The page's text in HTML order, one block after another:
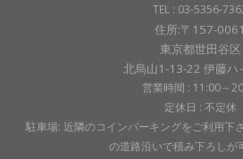
TEL : 03-5356-
住所:〒157-0061
東京都世田谷区
北烏山1-13-22 伊藤ハ
営業時間 : 11:00～
定休日 : 不定休
駐車場: 近隣のコインパーキングをご利用下
の道路沿いで積み下ろしが